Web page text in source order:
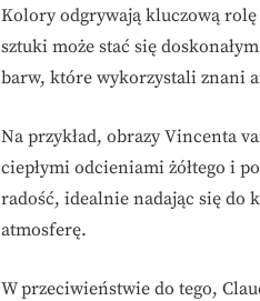
Kolory odgrywają kluczową
sztuki może stać się
barw, które wykorzystali znani
Na przykład, obrazy Vincenta
ciepłymi odcieniami żółtego i
radość, idealnie nadając się do
atmosferę.
W przeciwieństwie do tego,